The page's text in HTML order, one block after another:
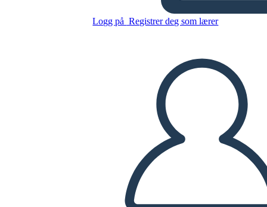
Logg på Registrer deg som lærer
של הנמלים ב "החרב באבן"
Kopier dette storyboardet
LAGE ET STORYBOARD
SPILLE AV LYSBILDEFREMVISNING
LES FOR MEG